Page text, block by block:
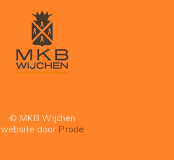
© MKB Wijchen
website door Prode